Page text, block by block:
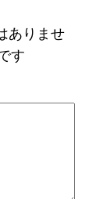
ありませ
す